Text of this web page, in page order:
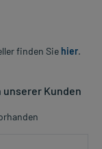
finden Sie hier.
Kunden